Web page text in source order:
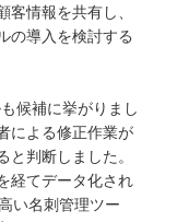
トライアル
※
休業日を除く）
情報を共有し、
の導入を検討する
候補に挙がりまし
による修正作業が
判断しました。
経てデータ化され
い名刺管理ツー